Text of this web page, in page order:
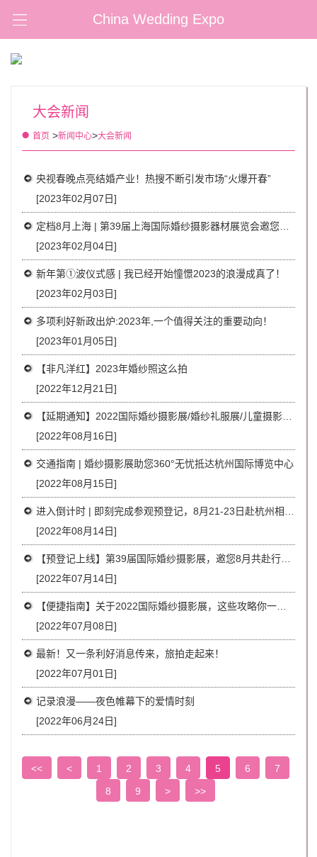
China Wedding Expo
大会新闻
首页 >新闻中心>大会新闻
央视春晚点亮结婚产业！热搜不断引发市场“火爆开春”
[2023年02月07日]
[2023年02月04日]
新年第①波仪式感 | 我已经开始憧憬2023的浪漫成真了！
[2023年02月03日]
多项利好新政出炉:2023年,一个值得关注的重要动向！
[2023年01月05日]
【非凡洋红】2023年婚纱照这么拍
[2022年12月21日]
[2022年08月16日]
交通指南 | 婚纱摄影展助您360°无忧抵达杭州国际博览中心
[2022年08月15日]
[2022年08月14日]
[2022年07月14日]
[2022年07月08日]
最新！又一条利好消息传来，旅拍走起来！
[2022年07月01日]
记录浪漫——夜色帷幕下的爱情时刻
[2022年06月24日]
<< < 1 2 3 4 5 6
7
8
9 > >>